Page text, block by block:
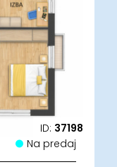
ID: 37198
Na predaj